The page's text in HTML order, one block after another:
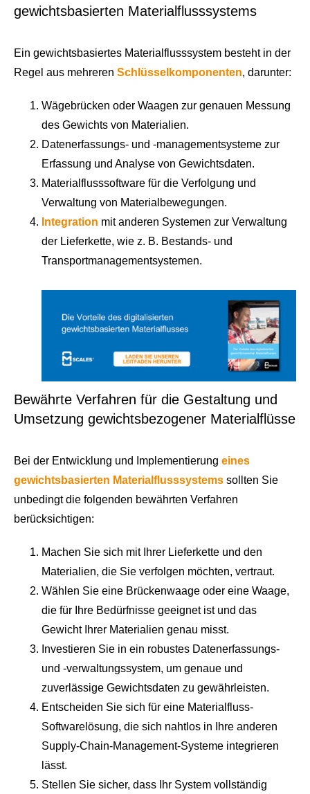
gewichtsbasierten Materialflusssystems
Ein gewichtsbasiertes Materialflusssystem besteht in der
Regel aus mehreren Schlüsselkomponenten, darunter:
Wägebrücken oder Waagen zur genauen Messung
des Gewichts von Materialien.
Datenerfassungs- und -managementsysteme zur
Erfassung und Analyse von Gewichtsdaten.
Materialflusssoftware für die Verfolgung und
Verwaltung von Materialbewegungen.
Integration mit anderen Systemen zur Verwaltung
der Lieferkette, wie z. B. Bestands- und
Transportmanagementsystemen.
Bewährte Verfahren für die Gestaltung und
Umsetzung gewichtsbezogener Materialflüsse
Bei der Entwicklung und Implementierung eines
gewichtsbasierten Materialflusssystems sollten Sie
unbedingt die folgenden bewährten Verfahren
berücksichtigen:
Machen Sie sich mit Ihrer Lieferkette und den
Materialien, die Sie verfolgen möchten, vertraut.
Wählen Sie eine Brückenwaage oder eine Waage,
die für Ihre Bedürfnisse geeignet ist und das
Gewicht Ihrer Materialien genau misst.
Investieren Sie in ein robustes Datenerfassungs-
und -verwaltungssystem, um genaue und
zuverlässige Gewichtsdaten zu gewährleisten.
Entscheiden Sie sich für eine Materialfluss-
Softwarelösung, die sich nahtlos in Ihre anderen
Supply-Chain-Management-Systeme integrieren
lässt.
Stellen Sie sicher, dass Ihr System vollständig